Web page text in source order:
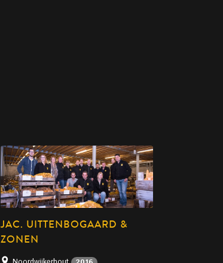
JAC. UITTENBOGAARD &
ZONEN